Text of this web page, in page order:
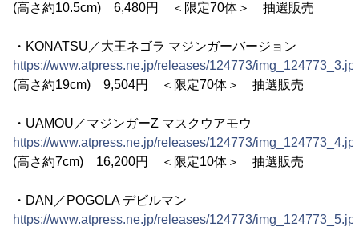
(高さ約10.5cm) 6,480円 ＜限定70体＞ 抽選販売
・KONATSU／大王ネゴラ マジンガーバージョン
https://www.atpress.ne.jp/releases/124773/
(高さ約19cm) 9,504円 ＜限定70体＞ 抽選販売
・UAMOU／マジンガーZ マスクウアモウ
https://www.atpress.ne.jp/releases/124773/
(高さ約7cm) 16,200円 ＜限定10体＞ 抽選販売
・DAN／POGOLA デビルマン
https://www.atpress.ne.jp/releases/124773/